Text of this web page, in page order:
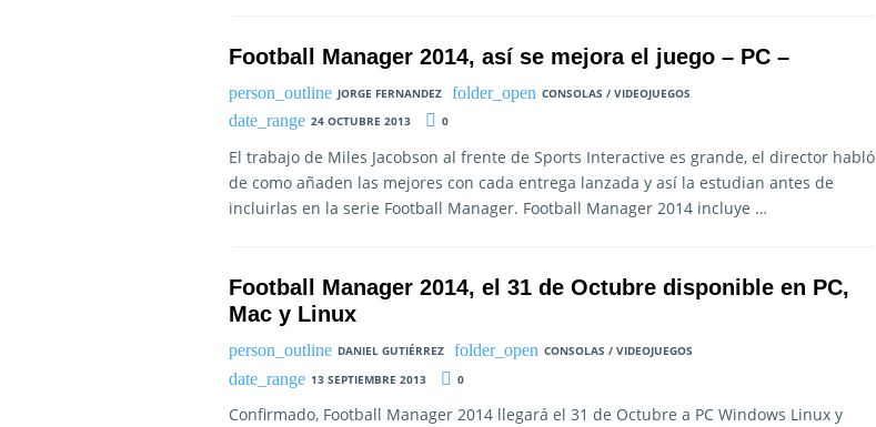
Football Manager 2014, así se mejora el juego – PC –
JORGE FERNANDEZ
CONSOLAS / VIDEOJUEGOS
24 OCTUBRE 2013
0
El trabajo de Miles Jacobson al frente de Sports Interactive es grande, el director habló
de como añaden las mejores con cada entrega lanzada y así la estudian antes de
incluirlas en la serie Football Manager. Football Manager 2014 incluye …
Football Manager 2014, el 31 de Octubre disponible en PC,
Mac y Linux
DANIEL GUTIÉRREZ
CONSOLAS / VIDEOJUEGOS
13 SEPTIEMBRE 2013
0
Confirmado, Football Manager 2014 llegará el 31 de Octubre a PC Windows Linux y